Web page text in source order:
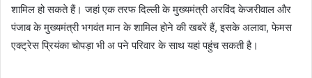
शामिल हो सकते हैं। जहां एक तरफ दिल्ली के मुख्यमंत्री अरविंद केजरीवाल और
पंजाब के मुख्यमंत्री भगवंत मान के शामिल होने की खबरें हैं, इसके अलावा, फेमस
एक्ट्रेस प्रियंका चोपड़ा भी अ पने परिवार के साथ यहां पहुंच सकती है।